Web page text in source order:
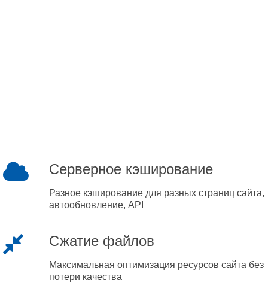
Серверное кэширование
Разное кэширование для разных страниц сайта,
автообновление, API
Сжатие файлов
Максимальная оптимизация ресурсов сайта без
потери качества